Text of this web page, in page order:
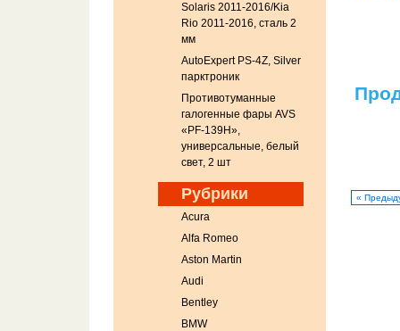
Solaris 2011-2016/Kia
Rio 2011-2016, сталь 2
мм
AutoExpert PS-4Z, Silver
парктроник
Противотуманные
галогенные фары AVS
«PF-139H»,
универсальные, белый
свет, 2 шт
Рубрики
Acura
Alfa Romeo
Aston Martin
Audi
Bentley
BMW
«